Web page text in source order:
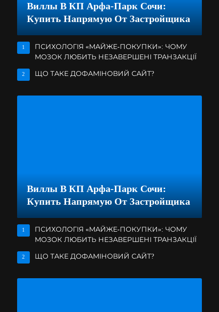
Виллы В КП Арфа-Парк Сочи:
Купить Напрямую От Застройщика
1
ПСИХОЛОГІЯ «МАЙЖЕ-ПОКУПКИ»: ЧОМУ
МОЗОК ЛЮБИТЬ НЕЗАВЕРШЕНІ ТРАНЗАКЦІЇ
2 ЩО ТАКЕ ДОФАМІНОВИЙ САЙТ?
Виллы В КП Арфа-Парк Сочи:
Купить Напрямую От Застройщика
1
ПСИХОЛОГІЯ «МАЙЖЕ-ПОКУПКИ»: ЧОМУ
МОЗОК ЛЮБИТЬ НЕЗАВЕРШЕНІ ТРАНЗАКЦІЇ
2 ЩО ТАКЕ ДОФАМІНОВИЙ САЙТ?